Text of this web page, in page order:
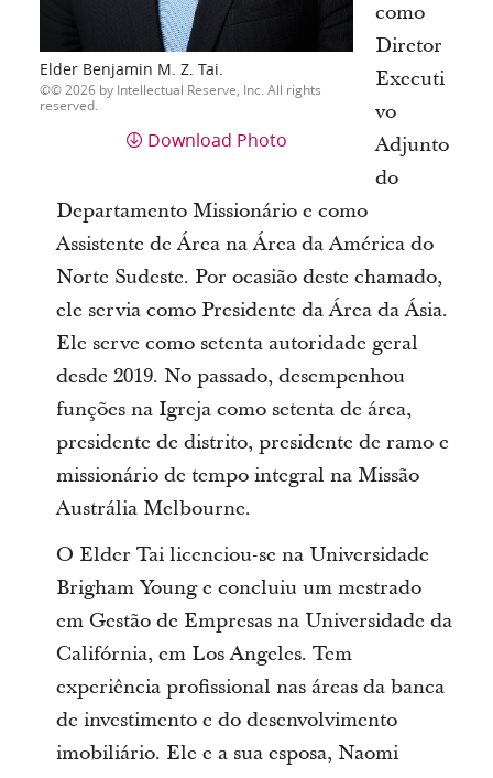
Elder Benjamin M. Z. Tai.
© 2026 by Intellectual Reserve, Inc. All rights
reserved.
Download Photo
como
Diretor
Executi
vo
Adjunto
do
Departamento Missionário e como
Assistente de Área na Área da América do
Norte Sudeste. Por ocasião deste chamado,
ele servia como Presidente da Área da Ásia.
Ele serve como setenta autoridade geral
desde 2019. No passado, desempenhou
funções na Igreja como setenta de área,
presidente de distrito, presidente de ramo e
missionário de tempo integral na Missão
Austrália Melbourne.
O Elder Tai licenciou-se na Universidade
Brigham Young e concluiu um mestrado
em Gestão de Empresas na Universidade da
Califórnia, em Los Angeles. Tem
experiência profissional nas áreas da banca
de investimento e do desenvolvimento
imobiliário. Ele e a sua esposa, Naomi